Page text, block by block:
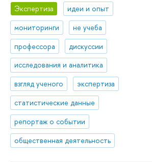
Экспертиза
идеи и опыт
мониторинги
не учеба
профессора
дискуссии
исследования и аналитика
взгляд ученого
экспертиза
статистические данные
репортаж о событии
общественная деятельность